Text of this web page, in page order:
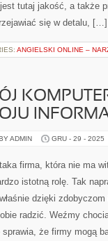
tutaj jakość, a także
się w detalu, […]
ANGIELSKI ONLINE –
ADMIN GRU - 29 - 2025
firma, która nie ma
istotną rolę. Tak
dzięki
radzić. Weźmy
że firmy mogą